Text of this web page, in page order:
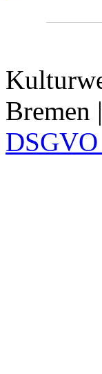
Bremen
DSGVO